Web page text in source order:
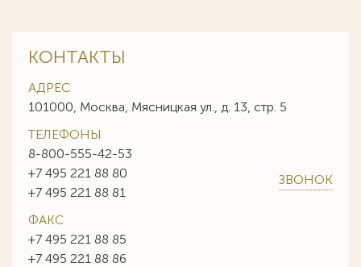
КОНТАКТЫ
АДРЕС
101000, Москва, Мясницкая ул., д. 13, стр. 5
ТЕЛЕФОНЫ
8-800-555-42-53
+7 495 221 88 80
+7 495 221 88 81
ЗВОНОК
ФАКС
+7 495 221 88 85
+7 495 221 88 86